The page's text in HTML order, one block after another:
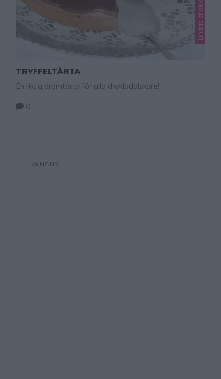
TRYFFELTÅRTA
En riktig drömtårta för alla chokladälskare!
0